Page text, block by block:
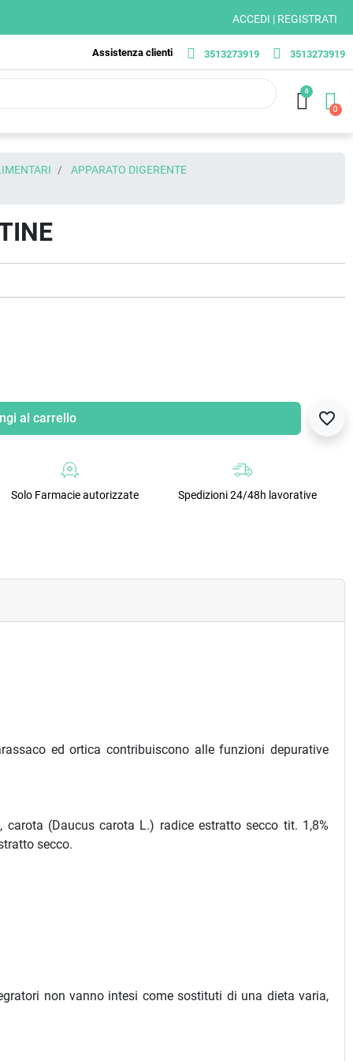
ACCEDI | REGISTRATI
Assistenza clienti 3513273919 3513273919
0
APPARATO DIGERENTE
al carrello favorite_border
Solo Farmacie autorizzate Spedizioni 24/48h lavorative
ed ortica contribuiscono alle funzioni depurative
(Daucus carota L.) radice estratto secco tit. 1,8%
secco.
non vanno intesi come sostituti di una dieta varia,